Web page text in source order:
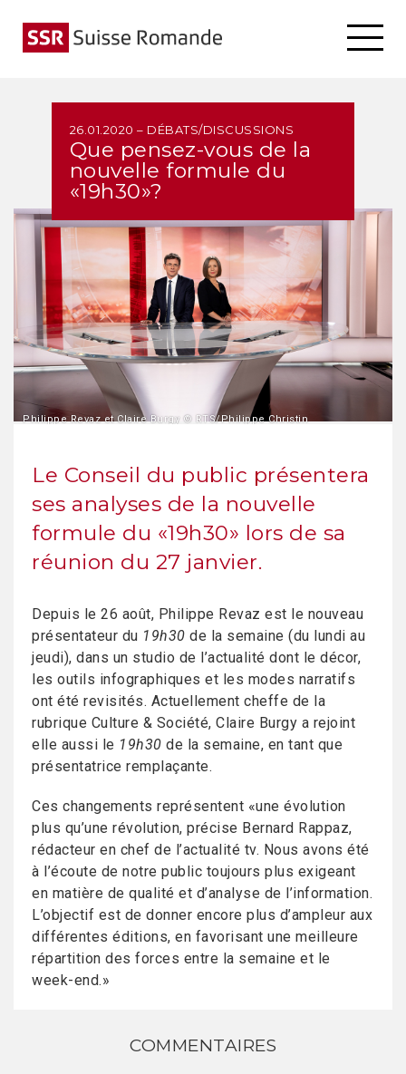
26.01.2020 – DÉBATS/DISCUSSIONS
Que pensez-vous de la
nouvelle formule du
«19h30»?
Philippe Revaz et Claire Burgy © RTS/Philippe Christin
Le Conseil du public présentera
ses analyses de la nouvelle
formule du «19h30» lors de sa
réunion du 27 janvier.
Depuis le 26 août, Philippe Revaz est le nouveau
présentateur du 19h30 de la semaine (du lundi au
jeudi), dans un studio de l’actualité dont le décor,
les outils infographiques et les modes narratifs
ont été revisités. Actuellement cheffe de la
rubrique Culture & Société, Claire Burgy a rejoint
elle aussi le 19h30 de la semaine, en tant que
présentatrice remplaçante.
Ces changements représentent «une évolution
plus qu’une révolution, précise Bernard Rappaz,
rédacteur en chef de l’actualité tv. Nous avons été
à l’écoute de notre public toujours plus exigeant
en matière de qualité et d’analyse de l’information.
L’objectif est de donner encore plus d’ampleur aux
différentes éditions, en favorisant une meilleure
répartition des forces entre la semaine et le
week-end.»
COMMENTAIRES